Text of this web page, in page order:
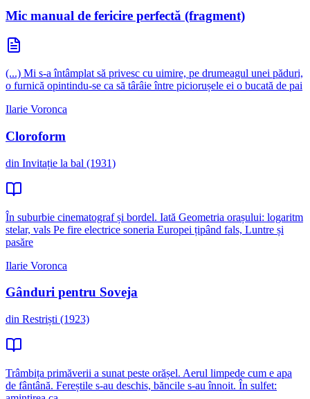
Mic manual de fericire perfectă (fragment)
(...) Mi s-a întâmplat să privesc cu uimire, pe drumeagul unei păduri,
o furnică opintindu-se ca să târâie între piciorușele ei o bucată de pai
Ilarie Voronca
Cloroform
din Invitație la bal (1931)
În suburbie cinematograf și bordel. Iată Geometria orașului: logaritm
stelar, vals Pe fire electrice soneria Europei țipând fals, Luntre și
pasăre
Ilarie Voronca
Gânduri pentru Soveja
din Restriști (1923)
Trâmbița primăverii a sunat peste orășel. Aerul limpede cum e apa
de fântână. Fereștile s-au deschis, băncile s-au înnoit. În sulfet: